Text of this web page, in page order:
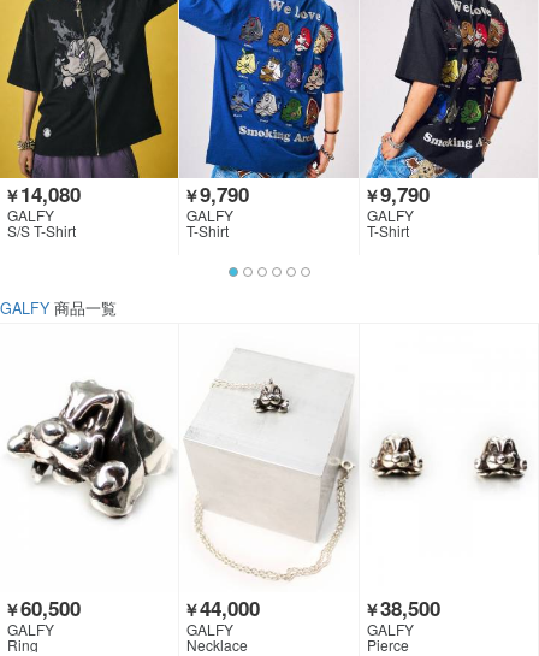
￥14,080
GALFY
S/S T-Shirt
￥9,790
GALFY
T-Shirt
￥9,790
GALFY
T-Shirt
GALFY 商品一覧
￥60,500
GALFY
Ring
￥44,000
GALFY
Necklace
￥38,500
GALFY
Pierce